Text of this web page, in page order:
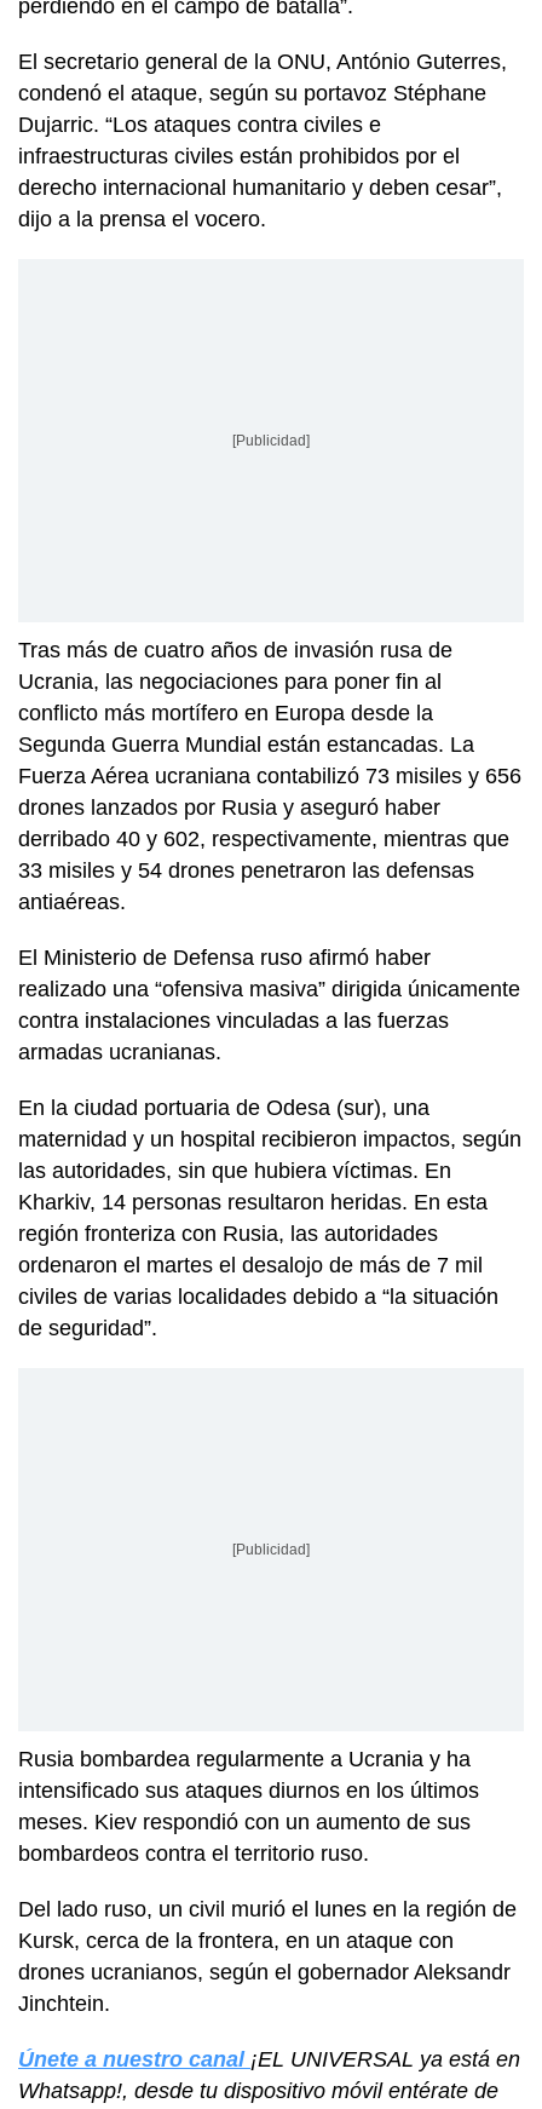
perdiendo en el campo de batalla”.
El secretario general de la ONU, António Guterres,
condenó el ataque, según su portavoz Stéphane
Dujarric. “Los ataques contra civiles e
infraestructuras civiles están prohibidos por el
derecho internacional humanitario y deben cesar”,
dijo a la prensa el vocero.
[Publicidad]
Tras más de cuatro años de invasión rusa de
Ucrania, las negociaciones para poner fin al
conflicto más mortífero en Europa desde la
Segunda Guerra Mundial están estancadas. La
Fuerza Aérea ucraniana contabilizó 73 misiles y 656
drones lanzados por Rusia y aseguró haber
derribado 40 y 602, respectivamente, mientras que
33 misiles y 54 drones penetraron las defensas
antiaéreas.
El Ministerio de Defensa ruso afirmó haber
realizado una “ofensiva masiva” dirigida únicamente
contra instalaciones vinculadas a las fuerzas
armadas ucranianas.
En la ciudad portuaria de Odesa (sur), una
maternidad y un hospital recibieron impactos, según
las autoridades, sin que hubiera víctimas. En
Kharkiv, 14 personas resultaron heridas. En esta
región fronteriza con Rusia, las autoridades
ordenaron el martes el desalojo de más de 7 mil
civiles de varias localidades debido a “la situación
de seguridad”.
[Publicidad]
Rusia bombardea regularmente a Ucrania y ha
intensificado sus ataques diurnos en los últimos
meses. Kiev respondió con un aumento de sus
bombardeos contra el territorio ruso.
Del lado ruso, un civil murió el lunes en la región de
Kursk, cerca de la frontera, en un ataque con
drones ucranianos, según el gobernador Aleksandr
Jinchtein.
Únete a nuestro canal ¡EL UNIVERSAL ya está en
Whatsapp!, desde tu dispositivo móvil entérate de